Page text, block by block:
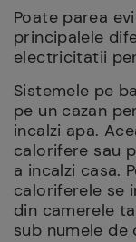
Poate parea
principalele
electricitatii
Sistemele pe
pe un cazan
incalzi apa.
calorifere sau
a incalzi casa.
caloriferele se
din camerele
sub numele de